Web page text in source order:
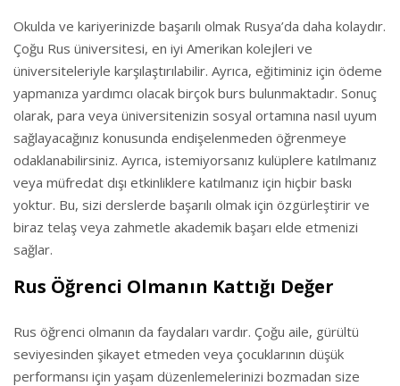
Okulda ve kariyerinizde başarılı olmak Rusya’da daha kolaydır.
Çoğu Rus üniversitesi, en iyi Amerikan kolejleri ve
üniversiteleriyle karşılaştırılabilir. Ayrıca, eğitiminiz için ödeme
yapmanıza yardımcı olacak birçok burs bulunmaktadır. Sonuç
olarak, para veya üniversitenizin sosyal ortamına nasıl uyum
sağlayacağınız konusunda endişelenmeden öğrenmeye
odaklanabilirsiniz. Ayrıca, istemiyorsanız kulüplere katılmanız
veya müfredat dışı etkinliklere katılmanız için hiçbir baskı
yoktur. Bu, sizi derslerde başarılı olmak için özgürleştirir ve
biraz telaş veya zahmetle akademik başarı elde etmenizi
sağlar.
Rus Öğrenci Olmanın Kattığı Değer
Rus öğrenci olmanın da faydaları vardır. Çoğu aile, gürültü
seviyesinden şikayet etmeden veya çocuklarının düşük
performansı için yaşam düzenlemelerinizi bozmadan size